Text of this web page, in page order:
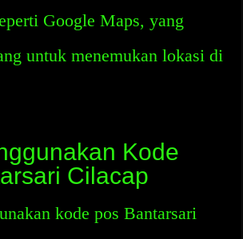
Google Maps, yang
untuk menemukan lokasi di
Kode
Cilacap
kode pos Bantarsari